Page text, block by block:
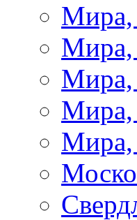
Мира,
Мира,
Мира,
Мира,
Мира,